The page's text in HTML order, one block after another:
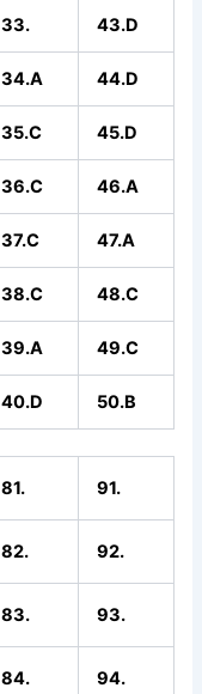
33. 43.D
34.A 44.D
35.C 45.D
36.C 46.A
37.C 47.A
38.C 48.C
39.A 49.C
40.D 50.B
81. 91.
82. 92.
83. 93.
84. 94.